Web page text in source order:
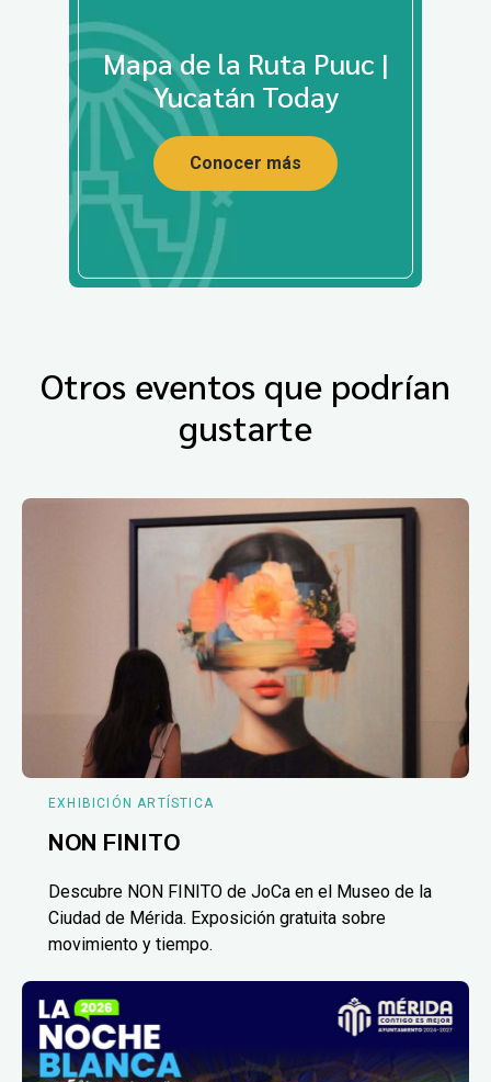
Mapa de la Ruta Puuc |
Yucatán Today
Conocer más
Otros eventos que podrían
gustarte
EXHIBICIÓN ARTÍSTICA
NON FINITO
Descubre NON FINITO de JoCa en el Museo de la
Ciudad de Mérida. Exposición gratuita sobre
movimiento y tiempo.